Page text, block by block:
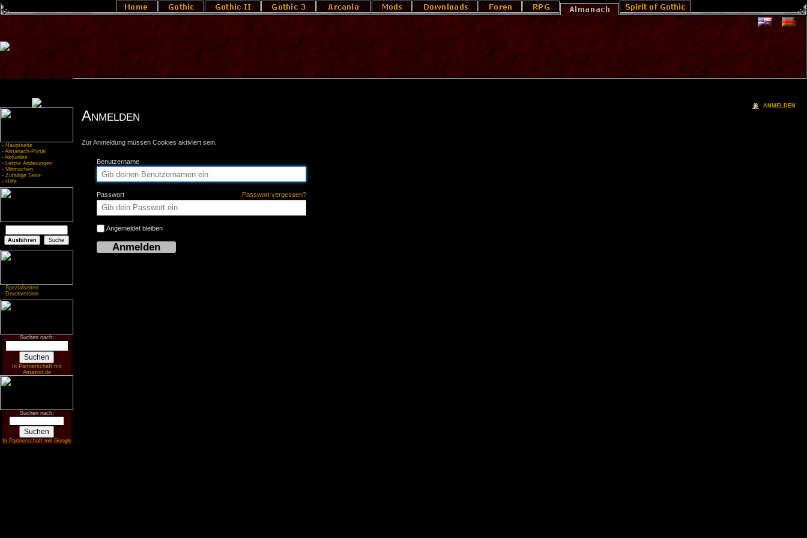
- Hauptseite
- Almanach-Portal
- Aktuelles
- Letzte Änderungen
- Mitmachen
- Zufällige Seite
- Hilfe
- Spezialseiten
- Druckversion
Suchen nach:
In Partnerschaft mit
Amazon.de
Suchen nach:
In Partnerschaft mit Google
Anmelden
Zur Anmeldung müssen Cookies aktiviert sein.
Benutzername
Passwort Passwort vergessen?
Angemeldet bleiben
ANMELDEN